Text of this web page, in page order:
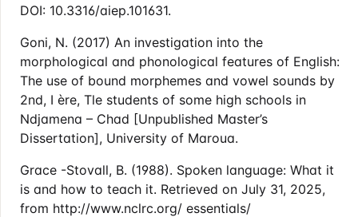
DOI: 10.3316/aiep.101631.
Goni, N. (2017) An investigation into the
morphological and phonological features of English:
The use of bound morphemes and vowel sounds by
2nd, I ère, Tle students of some high schools in
Ndjamena – Chad [Unpublished Master’s
Dissertation], University of Maroua.
Grace -Stovall, B. (1988). Spoken language: What it
is and how to teach it. Retrieved on July 31, 2025,
from http://www.nclrc.org/ essentials/